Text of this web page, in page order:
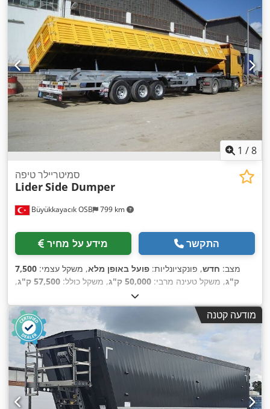
1 /8
Büyükkayacık OSB 799 km
סמיטריילר טיפה
LiderSide Dumper
מידע על מחיר התקשר
מצב: חדש, פונקציונליות: פועל באופן מלא, משקל עצמי: 7,500
ק"ג, משקל טעינה מרבי: 50,000 ק"ג , משקל כולל: 57,500 ק"ג
,
מערכת בלימה
למניעת נעילה (ABS), שלדה,
מודעה קטנה